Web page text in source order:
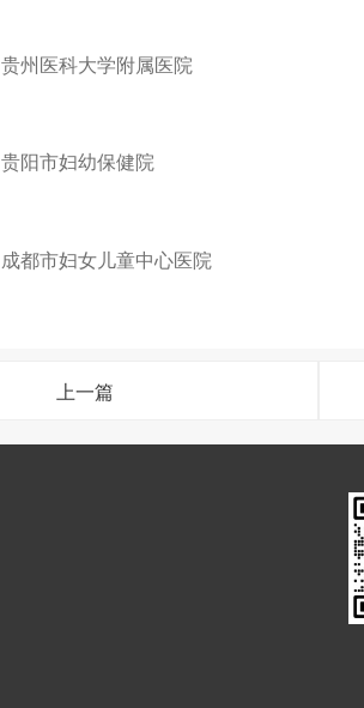
贵州医科大学附属医院
贵阳市妇幼保健院
成都市妇女儿童中心医院
上一篇